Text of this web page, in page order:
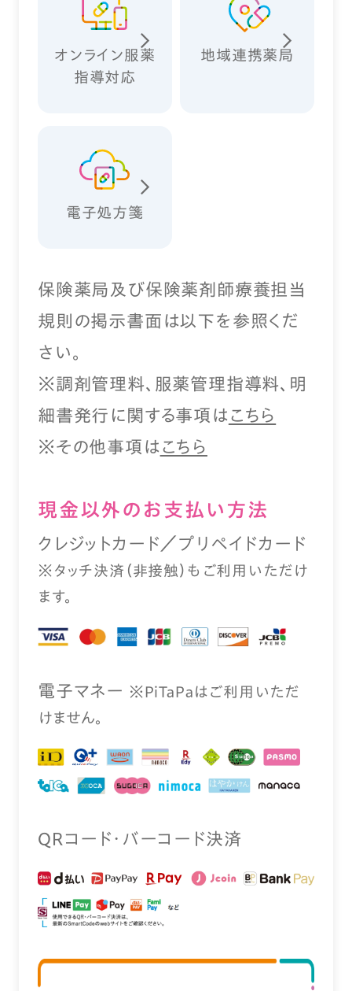
オンライン服薬
指導対応
地域連携薬局
電子処方箋
保険薬局及び保険薬剤師療養担当
規則の掲示書面は以下を参照くだ
さい。
※調剤管理料、服薬管理指導料、明
細書発行に関する事項は こちら
※その他事項は こちら
現⾦以外のお⽀払い⽅法
クレジットカード／プリペイドカード
※タッチ決済（⾮接触）もご利⽤いただけ
ます。
電⼦マネー ※PiTaPaはご利⽤いただ
けません。
QRコード・バーコード決済